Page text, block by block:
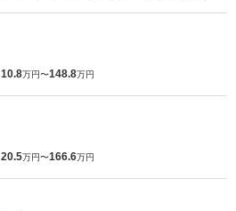
10.8万円〜148.8万円
20.5万円〜166.6万円